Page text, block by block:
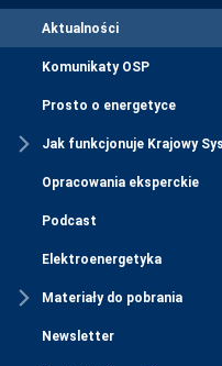
Aktualności
Komunikaty OSP
Prosto o energetyce
Jak funkcjonuje Krajowy
Opracowania eksperckie
Podcast
Elektroenergetyka
Materiały do pobrania
Newsletter